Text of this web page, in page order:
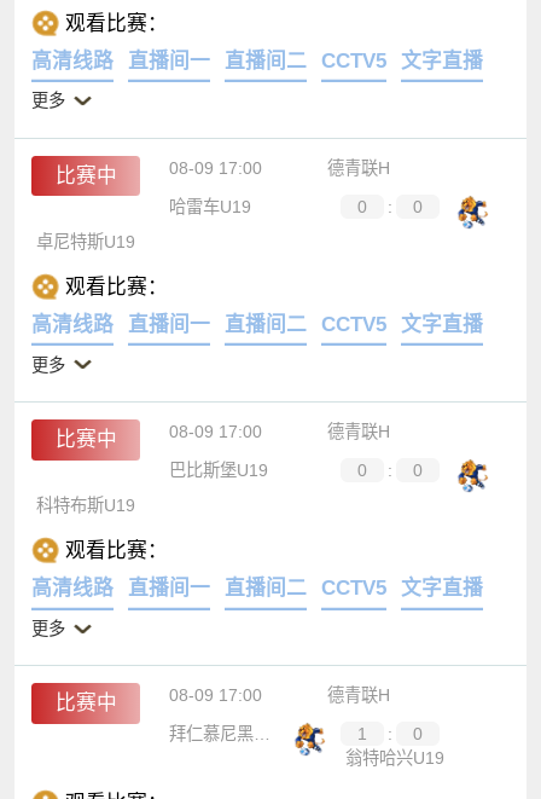
观看比赛：
高清线路
直播间一 直播间二 CCTV5 文字直播
更多
比赛中 08-09 17:00
德青联H
哈雷车U19
0 :
0
卓尼特斯U19
观看比赛：
高清线路
直播间一 直播间二 CCTV5 文字直播
更多
比赛中 08-09 17:00
德青联H
巴比斯堡U19
0 :
0
科特布斯U19
观看比赛：
高清线路
直播间一 直播间二 CCTV5 文字直播
更多
比赛中 08-09 17:00
德青联H
拜仁慕尼黑U19
1 :
0
翁特哈兴U19